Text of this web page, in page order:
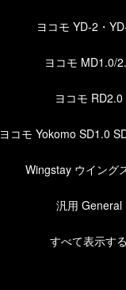
ヨコモ YD-2・
ヨコモ MD1.0/
ヨコモ RD2.0
ヨコモ Yokomo SD1.0
Wingstay ウイング
汎用 General
すべて表示する